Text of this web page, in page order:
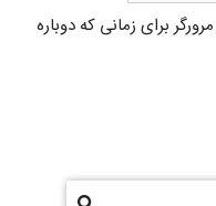
برای زمانی که دوباره